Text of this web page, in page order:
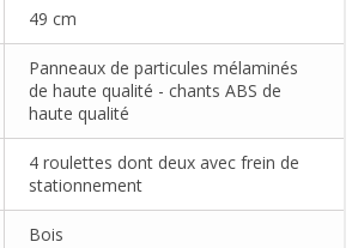
49 cm
Panneaux de particules mélaminés
de haute qualité - chants ABS de
haute qualité
4 roulettes dont deux avec frein de
stationnement
Bois